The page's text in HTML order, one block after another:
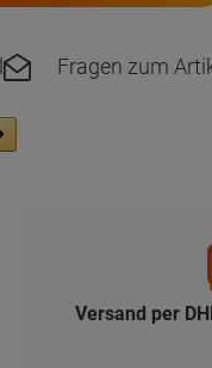
Fragen zum
Versand per